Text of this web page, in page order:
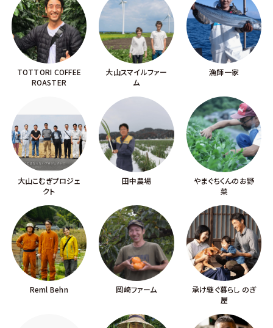
TOTTORI COFFEE
ROASTER
大山スマイルファー
ム
漁師一家
大山こむぎプロジェ
クト
田中農場
やまぐちくんのお野
菜
Reml Behn 岡崎ファーム
承け継ぐ暮らし のぎ
屋